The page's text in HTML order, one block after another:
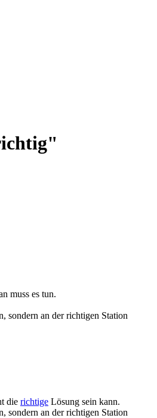
muss es tun.
sondern an der richtigen Station
die richtige Lösung sein kann.
sondern an der richtigen Station